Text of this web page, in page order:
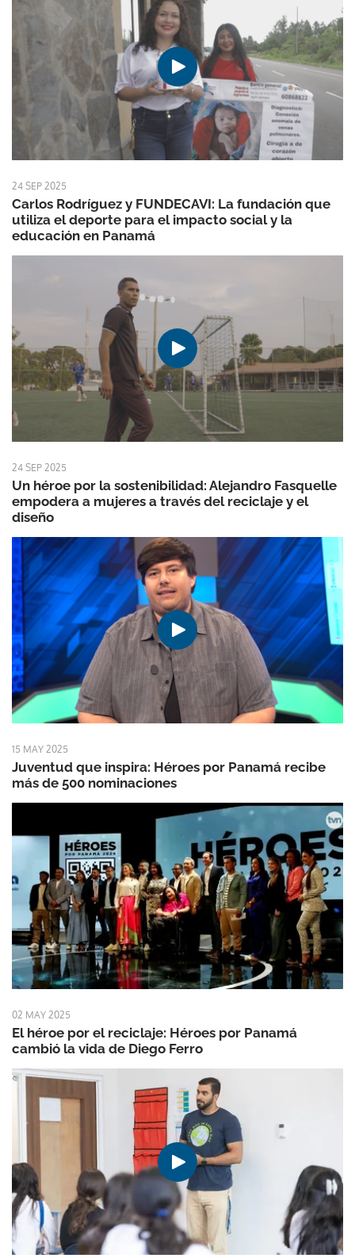
24 SEP 2025
Carlos Rodríguez y FUNDECAVI: La fundación que
utiliza el deporte para el impacto social y la
educación en Panamá
24 SEP 2025
Un héroe por la sostenibilidad: Alejandro Fasquelle
empodera a mujeres a través del reciclaje y el
diseño
15 MAY 2025
Juventud que inspira: Héroes por Panamá recibe
más de 500 nominaciones
02 MAY 2025
El héroe por el reciclaje: Héroes por Panamá
cambió la vida de Diego Ferro